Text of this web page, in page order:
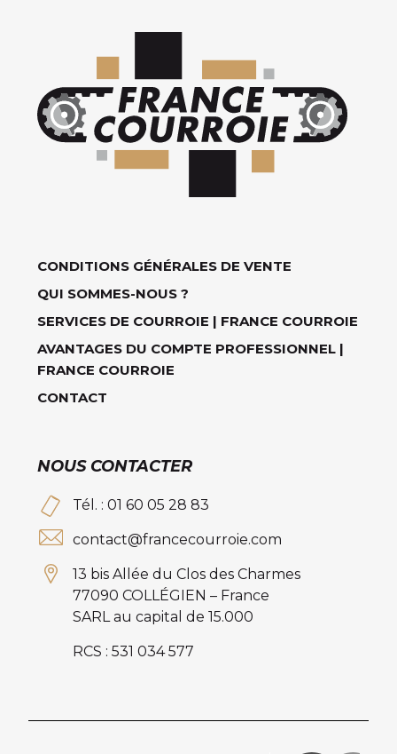
CONDITIONS GÉNÉRALES DE VENTE
QUI SOMMES-NOUS ?
SERVICES DE COURROIE | FRANCE COURROIE
AVANTAGES DU COMPTE PROFESSIONNEL |
FRANCE COURROIE
CONTACT
NOUS CONTACTER
Tél. : 01 60 05 28 83
contact@francecourroie.com
13 bis Allée du Clos des Charmes
77090 COLLÉGIEN – France
SARL au capital de 15.000
RCS : 531 034 577